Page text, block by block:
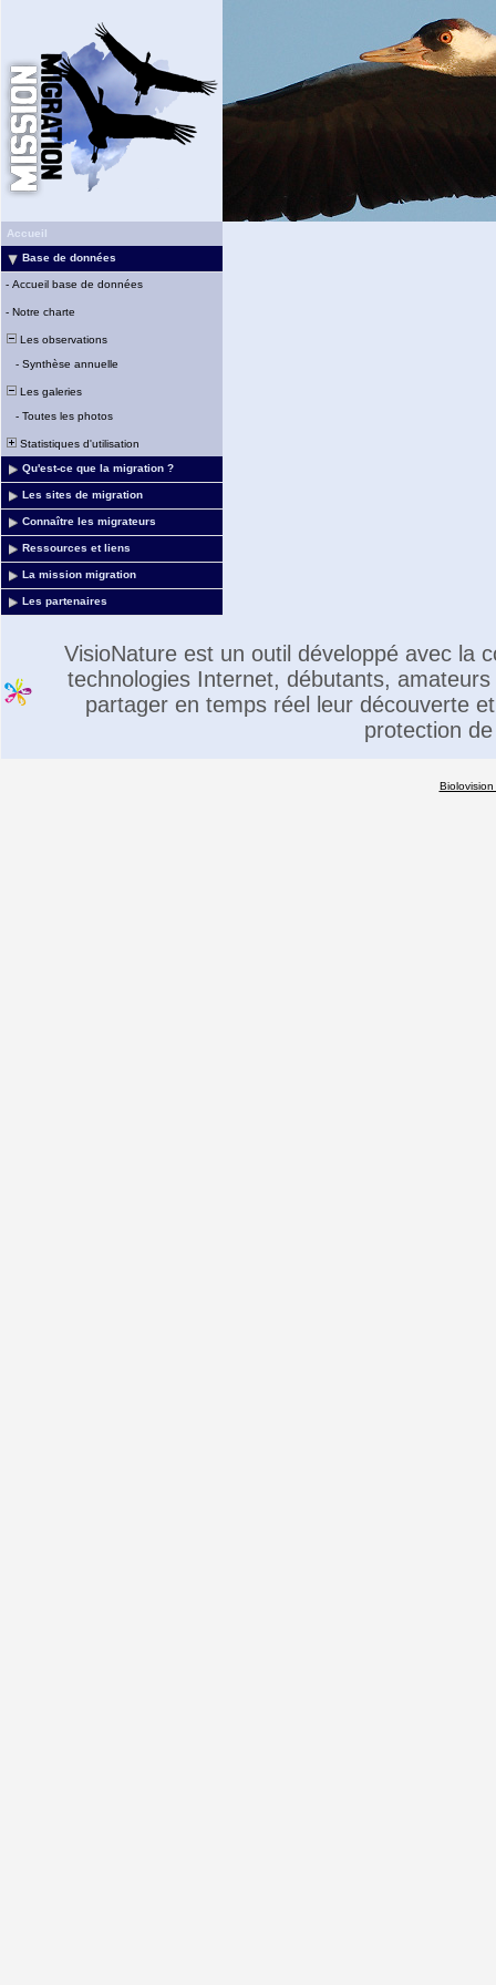
Accueil
Base de données
- Accueil base de données
- Notre charte
Les observations
- Synthèse annuelle
Les galeries
- Toutes les photos
Statistiques d'utilisation
Qu'est-ce que la migration ?
Les sites de migration
Connaître les migrateurs
Ressources et liens
La mission migration
Les partenaires
VisioNature est un outil développé avec la
technologies Internet, débutants,
partager en temps réel leur découverte
protection
Biolovision